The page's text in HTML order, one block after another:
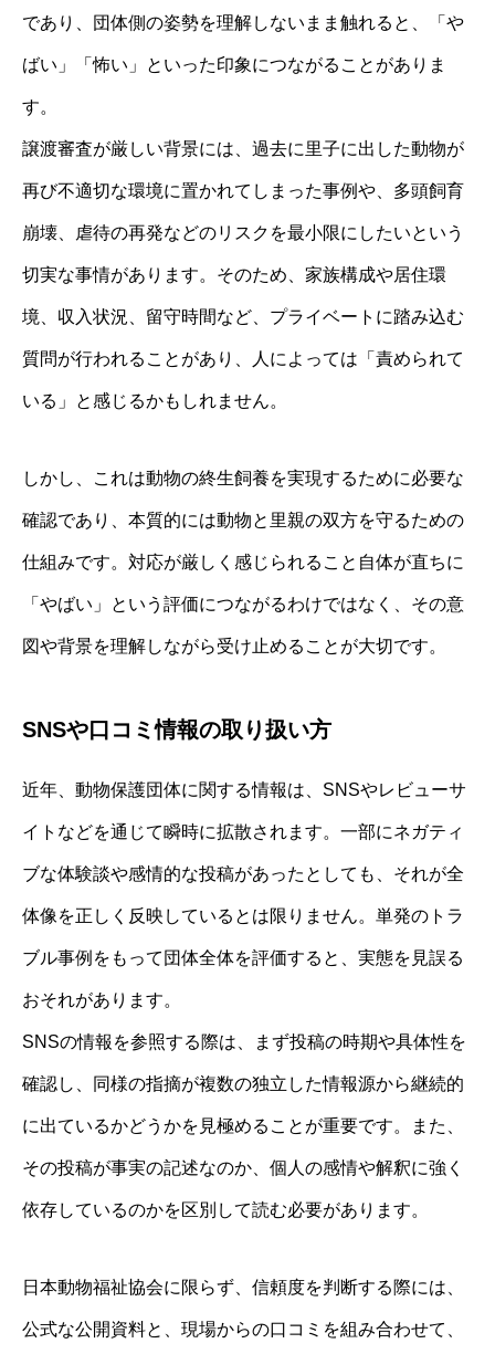
であり、団体側の姿勢を理解しないまま触れると、「や
ばい」「怖い」といった印象につながることがありま
す。
譲渡審査が厳しい背景には、過去に里子に出した動物が
再び不適切な環境に置かれてしまった事例や、多頭飼育
崩壊、虐待の再発などのリスクを最小限にしたいという
切実な事情があります。そのため、家族構成や居住環
境、収入状況、留守時間など、プライベートに踏み込む
質問が行われることがあり、人によっては「責められて
いる」と感じるかもしれません。
しかし、これは動物の終生飼養を実現するために必要な
確認であり、本質的には動物と里親の双方を守るための
仕組みです。対応が厳しく感じられること自体が直ちに
「やばい」という評価につながるわけではなく、その意
図や背景を理解しながら受け止めることが大切です。
SNSや口コミ情報の取り扱い方
近年、動物保護団体に関する情報は、SNSやレビューサ
イトなどを通じて瞬時に拡散されます。一部にネガティ
ブな体験談や感情的な投稿があったとしても、それが全
体像を正しく反映しているとは限りません。単発のトラ
ブル事例をもって団体全体を評価すると、実態を見誤る
おそれがあります。
SNSの情報を参照する際は、まず投稿の時期や具体性を
確認し、同様の指摘が複数の独立した情報源から継続的
に出ているかどうかを見極めることが重要です。また、
その投稿が事実の記述なのか、個人の感情や解釈に強く
依存しているのかを区別して読む必要があります。
日本動物福祉協会に限らず、信頼度を判断する際には、
公式な公開資料と、現場からの口コミを組み合わせて、